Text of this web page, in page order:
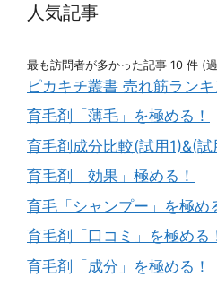
人気記事
最も訪問者が多かった記事 10 件 (
ピカキチ叢書 売れ筋ラン
育毛剤「薄毛」を極める！
育毛剤成分比較(試用1)&(試
育毛剤「効果」極める！
育毛「シャンプー」を極め
育毛剤「口コミ」を極める
育毛剤「成分」を極める！